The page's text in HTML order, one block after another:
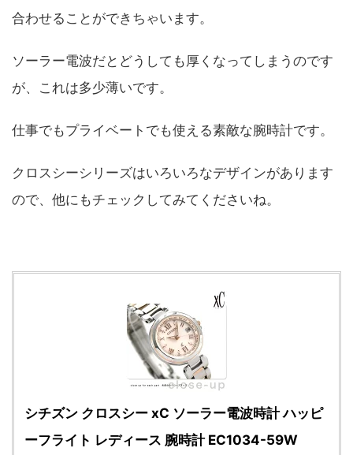
合わせることができちゃいます。
ソーラー電波だとどうしても厚くなってしまうのです
が、これは多少薄いです。
仕事でもプライベートでも使える素敵な腕時計です。
クロスシーシリーズはいろいろなデザインがあります
ので、他にもチェックしてみてくださいね。
シチズン クロスシー xC ソーラー電波時計 ハッピ
ーフライト レディース 腕時計 EC1034-59W